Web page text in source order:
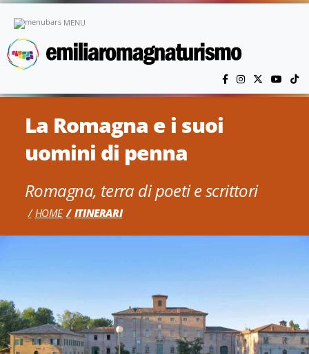
MENU
La Romagna e i suoi
uomini di penna
Romagna, terra di poeti e scrittori
HOME ITINERARI